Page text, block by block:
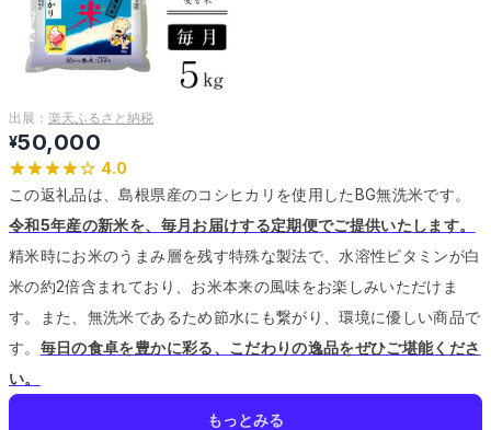
出展： 楽天ふるさと納税
¥50,000
4.0
この返礼品は、島根県産のコシヒカリを使用したBG無洗米です。
令和5年産の新米を、毎月お届けする定期便でご提供いたします。
精米時にお米のうまみ層を残す特殊な製法で、水溶性ビタミンが白
米の約2倍含まれており、お米本来の風味をお楽しみいただけま
す。
また、無洗米であるため節水にも繋がり、環境に優しい商品で
す。 毎日の食卓を豊かに彩る、こだわりの逸品をぜひご堪能くださ
い。
もっとみる